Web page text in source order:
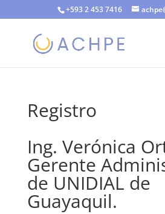
+593 2 453 7416
Registro
Ing. Verónica
Gerente
de UNIDIAL de
Guayaquil.